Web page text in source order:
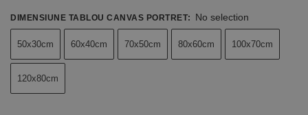
DIMENSIUNE TABLOU CANVAS PORTRET: No selection
50x30cm 60x40cm 70x50cm 80x60cm 100x70cm
120x80cm